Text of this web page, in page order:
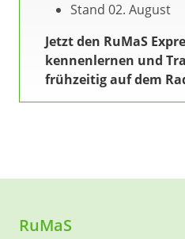
Stand 02. August
Jetzt den RuMaS
kennenlernen und
frühzeitig auf dem
RuMaS